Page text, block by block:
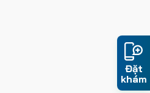
Đặt
khám